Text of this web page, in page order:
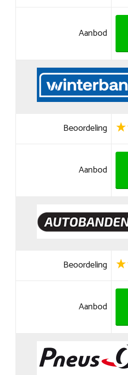
Aanbod
Beoordeling
Aanbod
Beoordeling
Aanbod